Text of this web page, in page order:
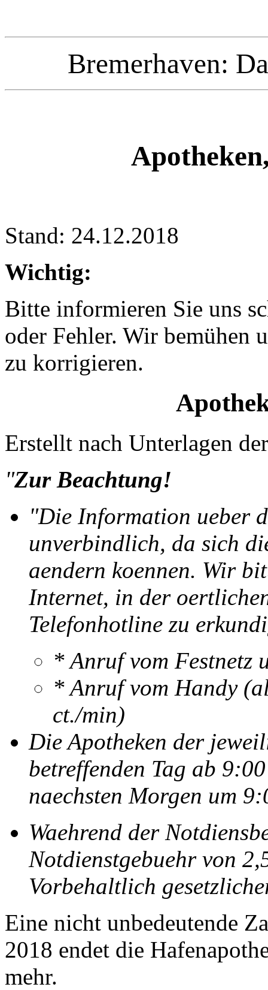
Bremerhaven:
Stand: 24.12.2018
Wichtig:
Bitte informieren Sie uns
oder Fehler. Wir bemühen
zu korrigieren.
Erstellt nach Unterlagen
"Zur Beachtung!
"Die Information ueber
unverbindlich, da sich
aendern koennen. Wir
Internet, in der
Telefonhotline zu
* Anruf vom Festnetz
* Anruf vom Handy
ct./min)
Die Apotheken der
betreffenden Tag ab
naechsten Morgen um
Waehrend der
Notdienstgebuehr von
Vorbehaltlich
Eine nicht unbedeutende
2018 endet die
mehr.